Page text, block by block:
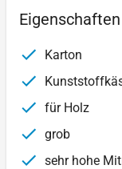
Eigenschaften
Karton
für Holz
grob
sehr hohe